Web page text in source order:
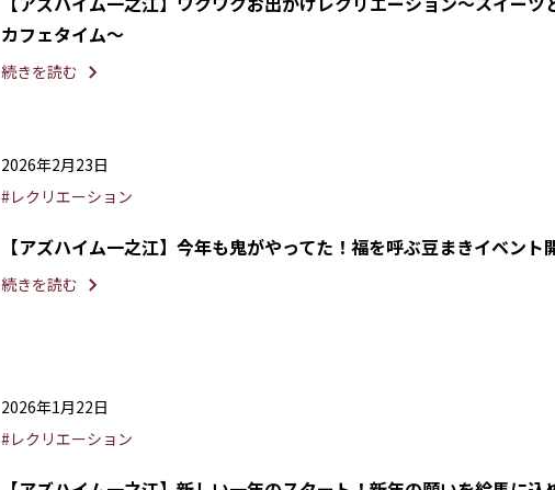
カフェタイム〜
続きを読む
2026年2月23日
#レクリエーション
【アズハイム一之江】今年も鬼がやってた！福を呼ぶ豆まきイベント
続きを読む
2026年1月22日
#レクリエーション